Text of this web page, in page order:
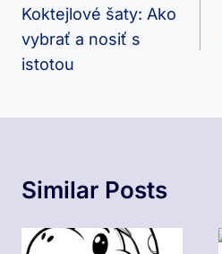
V
Článku
Koktejlové šaty: Ako
vybrať a nosiť s
istotou
Similar Posts